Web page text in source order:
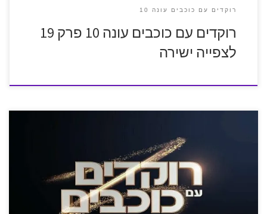
רוקדים עם כוכבים עונה 10
רוקדים עם כוכבים עונה 10 פרק 19
לצפייה ישירה